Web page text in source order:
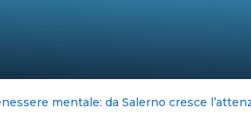
i nuovi commissari cittadini